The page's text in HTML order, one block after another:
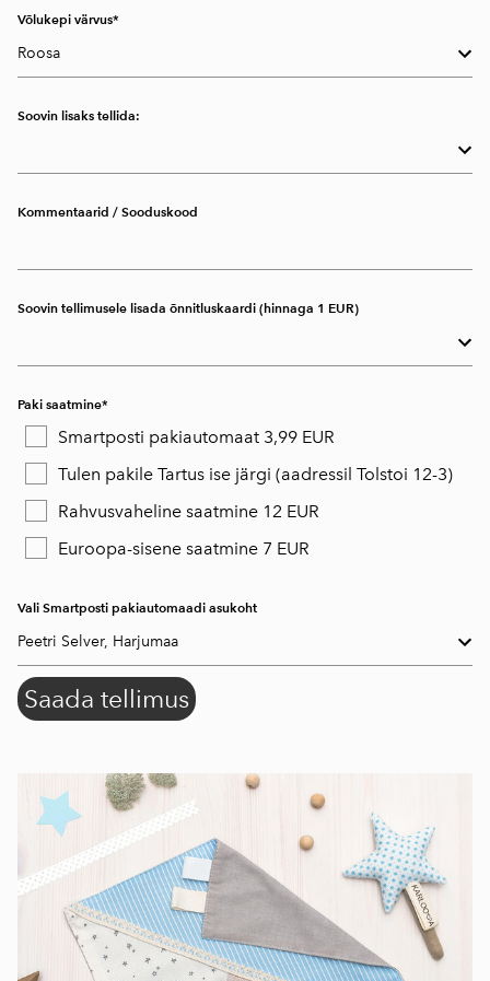
Võlukepi värvus
Soovin lisaks tellida:
Kommentaarid / Sooduskood
Soovin tellimusele lisada õnnitluskaardi (hinnaga 1 EUR)
Paki saatmine
Smartposti pakiautomaat 3,99 EUR
Tulen pakile Tartus ise järgi (aadressil Tolstoi 12-3)
Rahvusvaheline saatmine 12 EUR
Euroopa-sisene saatmine 7 EUR
Vali Smartposti pakiautomaadi asukoht